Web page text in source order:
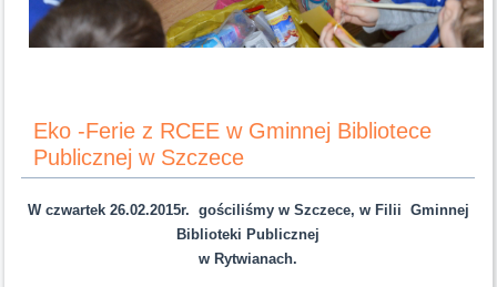
Eko -Ferie z RCEE w Gminnej Bibliotece
Publicznej w Szczece
W czwartek 26.02.2015r. gościliśmy w Szczece, w Filii Gminnej
Biblioteki Publicznej
w Rytwianach.